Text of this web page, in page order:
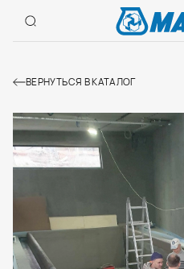
ВЕРНУТЬСЯ В КАТАЛОГ